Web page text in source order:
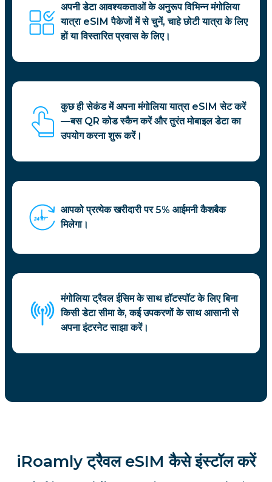
अपनी डेटा आवश्यकताओं के अनुरूप विभिन्न मंगोलिया
यात्रा eSIM पैकेजों में से चुनें, चाहे छोटी यात्रा के लिए
हों या विस्तारित प्रवास के लिए।
कुछ ही सेकंड में अपना मंगोलिया यात्रा eSIM सेट करें
—बस QR कोड स्कैन करें और तुरंत मोबाइल डेटा का
उपयोग करना शुरू करें।
आपको प्रत्येक खरीदारी पर 5% आईमनी कैशबैक
मिलेगा।
मंगोलिया ट्रैवल ईसिम के साथ हॉटस्पॉट के लिए बिना
किसी डेटा सीमा के, कई उपकरणों के साथ आसानी से
अपना इंटरनेट साझा करें।
iRoamly ट्रैवल eSIM कैसे इंस्टॉल करें